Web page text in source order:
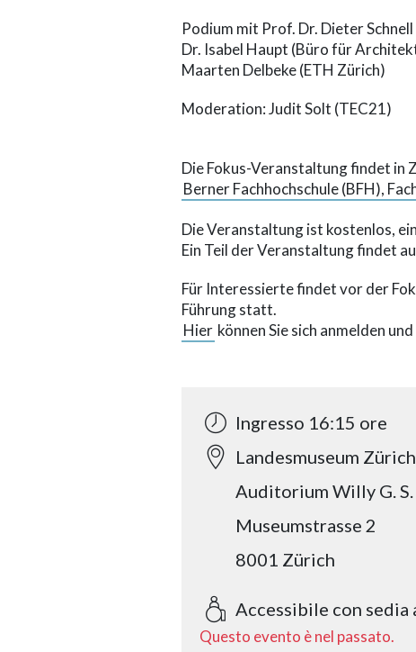
Podium mit Prof. Dr. Dieter
Dr. Isabel Haupt (Büro für
Maarten Delbeke (ETH Zürich)
Moderation: Judit Solt (TEC21)
Die Fokus-Veranstaltung findet in
Berner Fachhochschule (BFH),
Die Veranstaltung ist kostenlos,
Ein Teil der Veranstaltung findet
Für Interessierte findet vor der
Führung statt.
Hier können Sie sich anmelden
Ingresso 16:15 ore
Landesmuseum Zürich
Auditorium Willy G.
Museumstrasse 2
8001 Zürich
Accessibile con sedia
Questo evento è nel passato.